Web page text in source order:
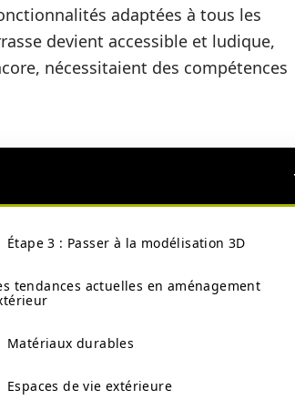
adaptées à tous les
devient accessible et ludique,
nécessitaient des compétences
Étape 3 : Passer à la modélisation 3D
tendances actuelles en aménagement
Matériaux durables
Espaces de vie extérieure